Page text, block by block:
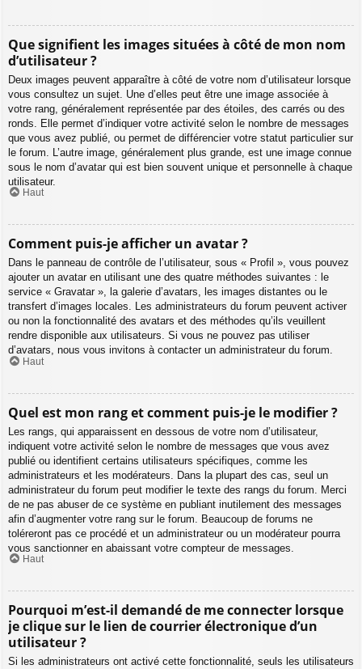
Que signifient les images situées à côté de mon nom
d’utilisateur ?
Deux images peuvent apparaître à côté de votre nom d’utilisateur lorsque
vous consultez un sujet. Une d’elles peut être une image associée à
votre rang, généralement représentée par des étoiles, des carrés ou des
ronds. Elle permet d’indiquer votre activité selon le nombre de messages
que vous avez publié, ou permet de différencier votre statut particulier sur
le forum. L’autre image, généralement plus grande, est une image connue
sous le nom d’avatar qui est bien souvent unique et personnelle à chaque
utilisateur.
Haut
Comment puis-je afficher un avatar ?
Dans le panneau de contrôle de l’utilisateur, sous « Profil », vous pouvez
ajouter un avatar en utilisant une des quatre méthodes suivantes : le
service « Gravatar », la galerie d’avatars, les images distantes ou le
transfert d’images locales. Les administrateurs du forum peuvent activer
ou non la fonctionnalité des avatars et des méthodes qu’ils veuillent
rendre disponible aux utilisateurs. Si vous ne pouvez pas utiliser
d’avatars, nous vous invitons à contacter un administrateur du forum.
Haut
Quel est mon rang et comment puis-je le modifier ?
Les rangs, qui apparaissent en dessous de votre nom d’utilisateur,
indiquent votre activité selon le nombre de messages que vous avez
publié ou identifient certains utilisateurs spécifiques, comme les
administrateurs et les modérateurs. Dans la plupart des cas, seul un
administrateur du forum peut modifier le texte des rangs du forum. Merci
de ne pas abuser de ce système en publiant inutilement des messages
afin d’augmenter votre rang sur le forum. Beaucoup de forums ne
toléreront pas ce procédé et un administrateur ou un modérateur pourra
vous sanctionner en abaissant votre compteur de messages.
Haut
Pourquoi m’est-il demandé de me connecter lorsque
je clique sur le lien de courrier électronique d’un
utilisateur ?
Si les administrateurs ont activé cette fonctionnalité, seuls les utilisateurs